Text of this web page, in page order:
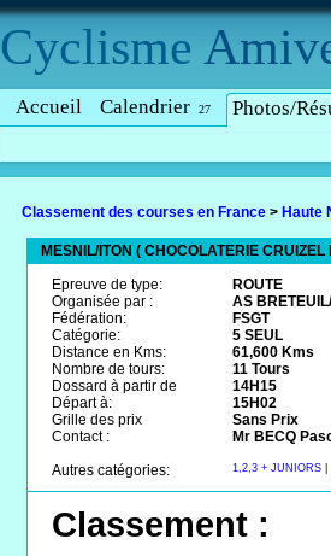
Cyclisme
Accueil Calendrier 27 Photos/
Classement des courses en France > Haute
MESNIL/ITON ( CHOCOLATERIE
Epreuve de type:
ROUTE
Organisée par :
AS
Fédération:
FSGT
Catégorie:
5 SEUL
Distance en Kms:
61,600 Kms
Nombre de tours:
11 Tours
Dossard à partir de
14H15
Départ à:
15H02
Grille des prix
Sans Prix
Contact :
Mr BECQ
Autres catégories:
1,2,3 + JUNIORS
Classement :